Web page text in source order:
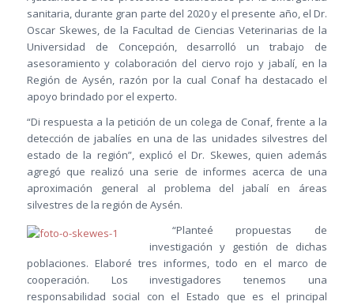
sanitaria, durante gran parte del 2020 y el presente año, el Dr.
Oscar Skewes, de la Facultad de Ciencias Veterinarias de la
Universidad de Concepción, desarrolló un trabajo de
asesoramiento y colaboración del ciervo rojo y jabalí, en la
Región de Aysén, razón por la cual Conaf ha destacado el
apoyo brindado por el experto.
“Di respuesta a la petición de un colega de Conaf, frente a la
detección de jabalíes en una de las unidades silvestres del
estado de la región”, explicó el Dr. Skewes, quien además
agregó que realizó una serie de informes acerca de una
aproximación general al problema del jabalí en áreas
silvestres de la región de Aysén.
“Planteé propuestas de
investigación y gestión de dichas
poblaciones. Elaboré tres informes, todo en el marco de
cooperación. Los investigadores tenemos una
responsabilidad social con el Estado que es el principal